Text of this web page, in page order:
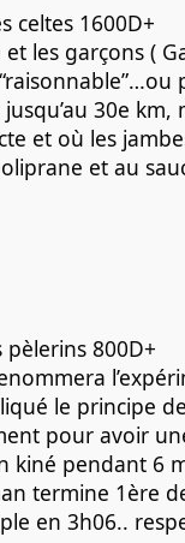
celtes 1600D+
les garçons (
30e
et où les
et au
800D+
le principe
pour avoir
kiné pendant 6
termine 1ère
en 3h06..